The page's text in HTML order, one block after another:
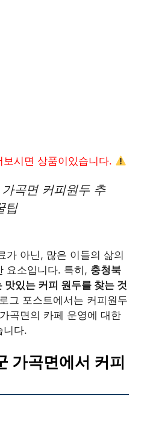
시면 상품이있습니다.
곡면 커피원두 추
팁
가 아닌, 많은 이들의 삶의
요소입니다. 특히, 충청북
있는 커피 원두를 찾는 것
그 포스트에서는 커피원두
곡면의 카페 운영에 대한
니다.
가곡면에서 커피